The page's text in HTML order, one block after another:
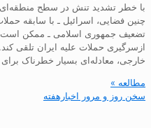
با خطر تشدید تنش در سطح منطقه‌ای
چنین فضایی، اسرائیل ـ با سابقه
تضعیف جمهوری اسلامی ـ ممکن است
ازسرگیری حملات علیه ایران تلقی
خارجی، معادله‌ای بسیار خطرناک
مطالعه »
سخن روز و مرور اخبارهفته